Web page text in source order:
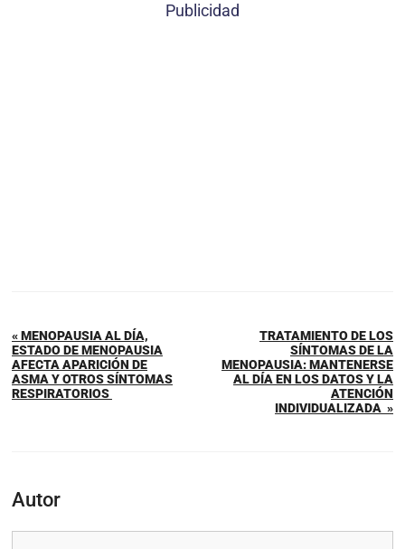
Publicidad
« MENOPAUSIA AL DÍA,
ESTADO DE MENOPAUSIA
AFECTA APARICIÓN DE
ASMA Y OTROS SÍNTOMAS
RESPIRATORIOS
TRATAMIENTO DE LOS
SÍNTOMAS DE LA
MENOPAUSIA: MANTENERSE
AL DÍA EN LOS DATOS Y LA
ATENCIÓN
INDIVIDUALIZADA »
Autor